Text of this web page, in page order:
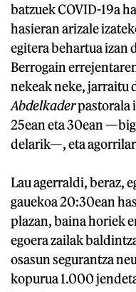
batzuek COVID-19a
hasieran arizale
egitera behartua izan
Berrogain
nekeak neke, jarraitu
Abdelkaderpastorala
25ean eta 30ean
delarik—, eta
Lau agerraldi, beraz,
gauekoa 20:30ean
plazan, baina horiek
egoera zailak
osasun segurantza
kopurua 1.000